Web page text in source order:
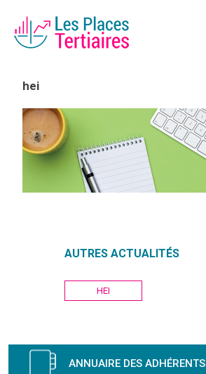
ESPACE ADHÉRENT
L’ASSOCIATION
VERIQUALIS
hei
AUTRES ACTUALITÉS
Navigation
de
HEI
ANNUAIRE DES ADHÉRENTS